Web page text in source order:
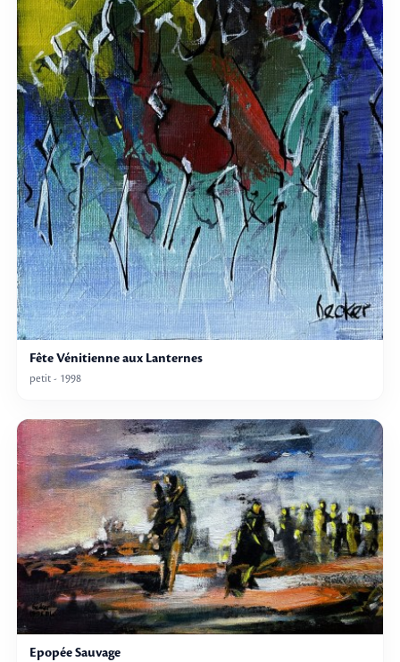
Fête Vénitienne aux Lanternes
petit - 1998
Epopée Sauvage